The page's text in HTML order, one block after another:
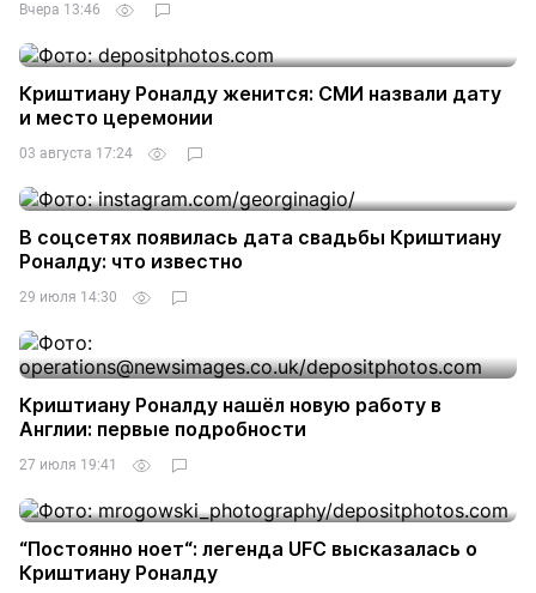
Вчера 13:46
Криштиану Роналду женится: СМИ назвали дату
и место церемонии
03 августа 17:24
В соцсетях появилась дата свадьбы Криштиану
Роналду: что известно
29 июля 14:30
Криштиану Роналду нашёл новую работу в
Англии: первые подробности
27 июля 19:41
“Постоянно ноет“: легенда UFC высказалась о
Криштиану Роналду